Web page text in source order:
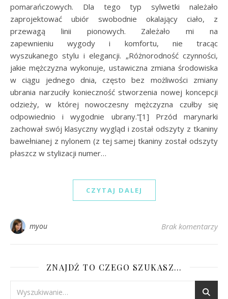
pomarańczowych. Dla tego typ sylwetki należało
zaprojektować ubiór swobodnie okalający ciało, z
przewagą linii pionowych. Zależało mi na
zapewnieniu wygody i komfortu, nie tracąc
wyszukanego stylu i elegancji. „Różnorodność czynności,
jakie mężczyzna wykonuje, ustawiczna zmiana środowiska
w ciągu jednego dnia, często bez możliwości zmiany
ubrania narzuciły konieczność stworzenia nowej koncepcji
odzieży, w której nowoczesny mężczyzna czułby się
odpowiednio i wygodnie ubrany.”[1] Przód marynarki
zachował swój klasyczny wygląd i został odszyty z tkaniny
bawełnianej z nylonem (z tej samej tkaniny został odszyty
płaszcz w stylizacji numer…
CZYTAJ DALEJ
myou Brak komentarzy
ZNAJDŹ TO CZEGO SZUKASZ…